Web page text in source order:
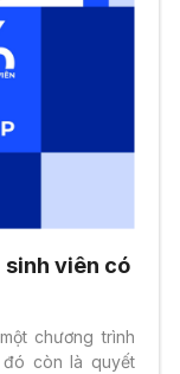
sinh viên có
chương trình
đó còn là quyết